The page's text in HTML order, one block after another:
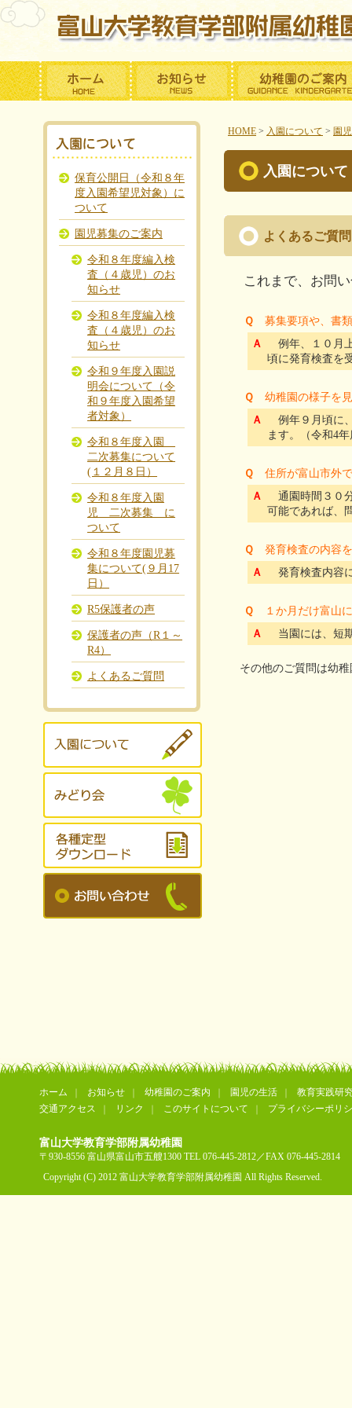
HOME > 入園について > 園
入園について
よくあるご質問
これまで、お問
Ｑ
募集要項や、書
Ａ
例年、１０月
頃に発育検査を
Ｑ
幼稚園の様子を
Ａ
例年９月頃に
ます。（令和4
Ｑ
住所が富山市外
Ａ
通園時間３０
可能であれば、
Ｑ
発育検査の内容
Ａ
発育検査内容
Ｑ
１か月だけ富山
Ａ
当園には、短
その他のご質問は幼
保育公開日（令和８年
度入園希望児対象）に
ついて
園児募集のご案内
令和８年度編入検
査（４歳児）のお
知らせ
令和８年度編入検
査（４歳児）のお
知らせ
令和９年度入園説
明会について（令
和９年度入園希望
者対象）
令和８年度入園
二次募集について
(１２月８日）
令和８年度入園
児 二次募集 に
ついて
令和８年度園児募
集について(９月17
日）
R5保護者の声
保護者の声（R１～
R4）
よくあるご質問
ホーム お知らせ 幼稚園のご案内 園児の生活
教育実践研
交通アクセス
リンク このサイトについて プライバシーポリ
富山大学教育学部附属幼稚園
〒930-8556 富山県富山市五艘1300 TEL 076-445-2812／FAX 076-445-2814
Copyright (C) 2012 富山大学教育学部附属幼稚園 All Rights Reserved.